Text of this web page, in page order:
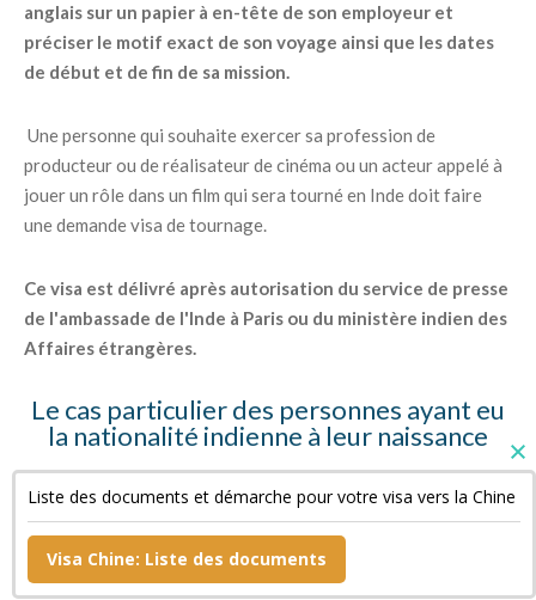
anglais sur un papier à en-tête de son employeur et
préciser le motif exact de son voyage ainsi que les dates
de début et de fin de sa mission.
Une personne qui souhaite exercer sa profession de
producteur ou de réalisateur de cinéma ou un acteur appelé à
jouer un rôle dans un film qui sera tourné en Inde doit faire
une demande visa de tournage.
Ce visa est délivré après autorisation du service de presse
de l'ambassade de l'Inde à Paris ou du ministère indien des
Affaires étrangères.
Le cas particulier des personnes ayant eu
la nationalité indienne à leur naissance
Ces personnes doivent fournir des copies de leur « Surrender
Certificate » et de leur passeport indien annulé ainsi qu'une
déclaration sur l'honneur.
Liste des documents et démarche pour votre visa vers la Chine
Visa Chine: Liste des documents